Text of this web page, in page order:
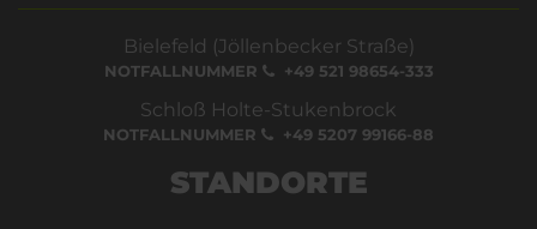
Bielefeld (Jöllenbecker Straße)
NOTFALLNUMMER +49 521 98654-333
Schloß Holte-Stukenbrock
NOTFALLNUMMER +49 5207 99166-88
STANDORTE